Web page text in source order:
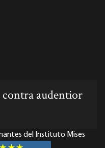
contra audentior
del Instituto Mises